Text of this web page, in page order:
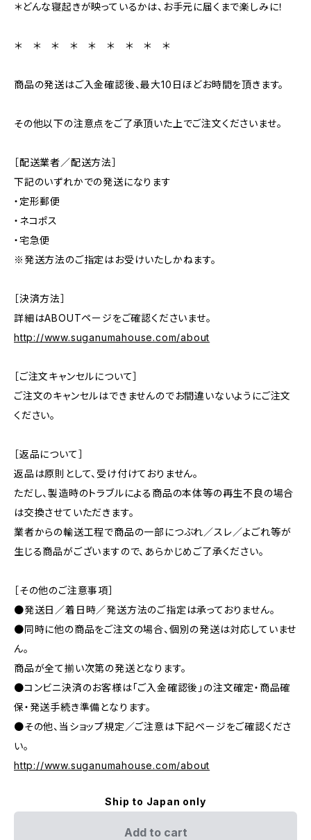
＊どんな寝起きが映っているかは、お手元に届くまで楽しみに！
＊ ＊ ＊ ＊ ＊ ＊ ＊ ＊ ＊
商品の発送はご入金確認後、最大10日ほどお時間を頂きます。
その他以下の注意点をご了承頂いた上でご注文くださいませ。
［配送業者／配送方法］
下記のいずれかでの発送になります
・定形郵便
・ネコポス
・宅急便
※発送方法のご指定はお受けいたしかねます。
［決済方法］
詳細はABOUTページをご確認くださいませ。
http://www.suganumahouse.com/about
［ご注文キャンセルについて］
ご注文のキャンセルはできませんのでお間違いないようにご注文
ください。
［返品について］
返品は原則として、受け付けておりません。
ただし、製造時のトラブルによる商品の本体等の再生不良の場合
は交換させていただきます。
業者からの輸送工程で商品の一部につぶれ／スレ／よごれ等が
生じる商品がございますので、あらかじめご了承ください。
［その他のご注意事項］
●発送日／着日時／発送方法のご指定は承っておりません。
●同時に他の商品をご注文の場合、個別の発送は対応していませ
ん。
商品が全て揃い次第の発送となります。
●コンビニ決済のお客様は「ご入金確認後」の注文確定・商品確
保・発送手続き準備となります。
●その他、当ショップ規定／ご注意は下記ページをご確認くださ
い。
http://www.suganumahouse.com/about
Ship to Japan only
Add to cart